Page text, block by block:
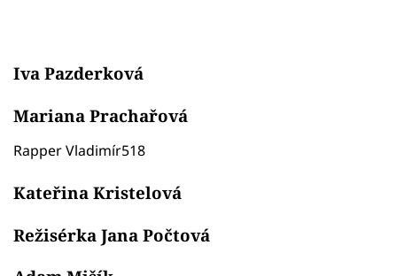
Iva Pazderková
Mariana Prachařová
Rapper Vladimír518
Kateřina Kristelová
Režisérka Jana Počtová